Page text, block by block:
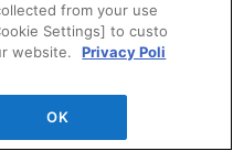
タイプ)
戸･片引
from your use
Settings] to custo
website.
Privacy Poli
OK